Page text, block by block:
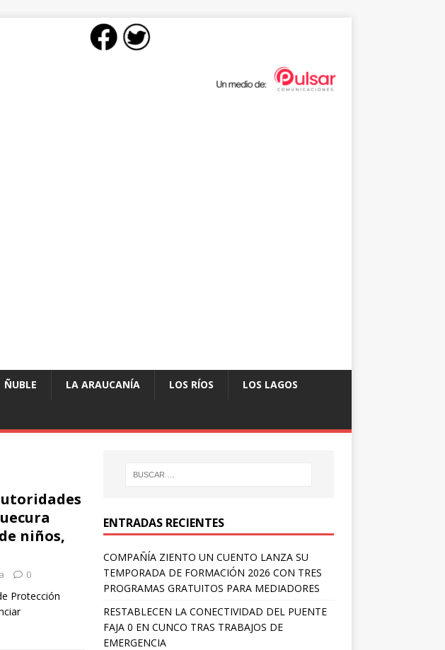
ÑUBLE LA ARAUCANÍA LOS RÍOS LOS LAGOS
niños,
0
Protección
ENTRADAS RECIENTES
COMPAÑÍA ZIENTO UN CUENTO LANZA SU
TEMPORADA DE FORMACIÓN 2026 CON TRES
PROGRAMAS GRATUITOS PARA MEDIADORES
RESTABLECEN LA CONECTIVIDAD DEL PUENTE
FAJA 0 EN CUNCO TRAS TRABAJOS DE
EMERGENCIA